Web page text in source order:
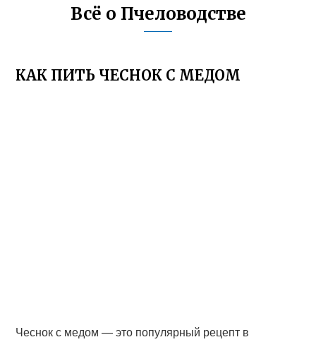
Всё о Пчеловодстве
КАК ПИТЬ ЧЕСНОК С МЕДОМ
Чеснок с медом — это популярный рецепт в